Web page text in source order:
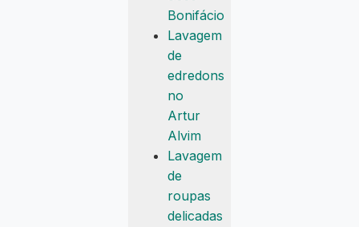
Bonifácio
Lavagem
de
edredons
no
Artur
Alvim
Lavagem
de
roupas
delicadas